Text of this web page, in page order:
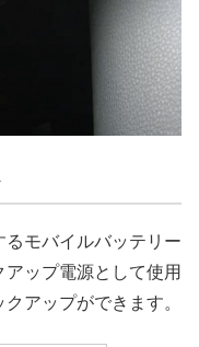
モバイルバッテリー
ップ電源として使用
アップができます。